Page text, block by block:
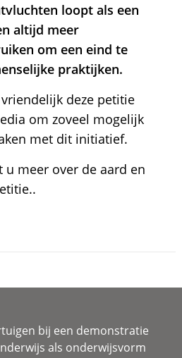
loopt als een
altijd meer
om een eind te
praktijken.
deze petitie
om zoveel mogelijk
met dit initiatief.
u meer over de aard en
bij een demonstratie
als onderwijsvorm